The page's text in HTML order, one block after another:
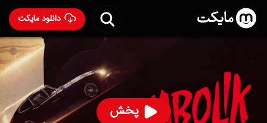
دانلود مایکت
پخش
۲۸ 88 % ۵.۹
ساخت ایتالیا سال 2021
رده سنی ۱۸+